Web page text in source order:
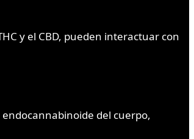
y el CBD, pueden interactuar con
endocannabinoide del cuerpo,